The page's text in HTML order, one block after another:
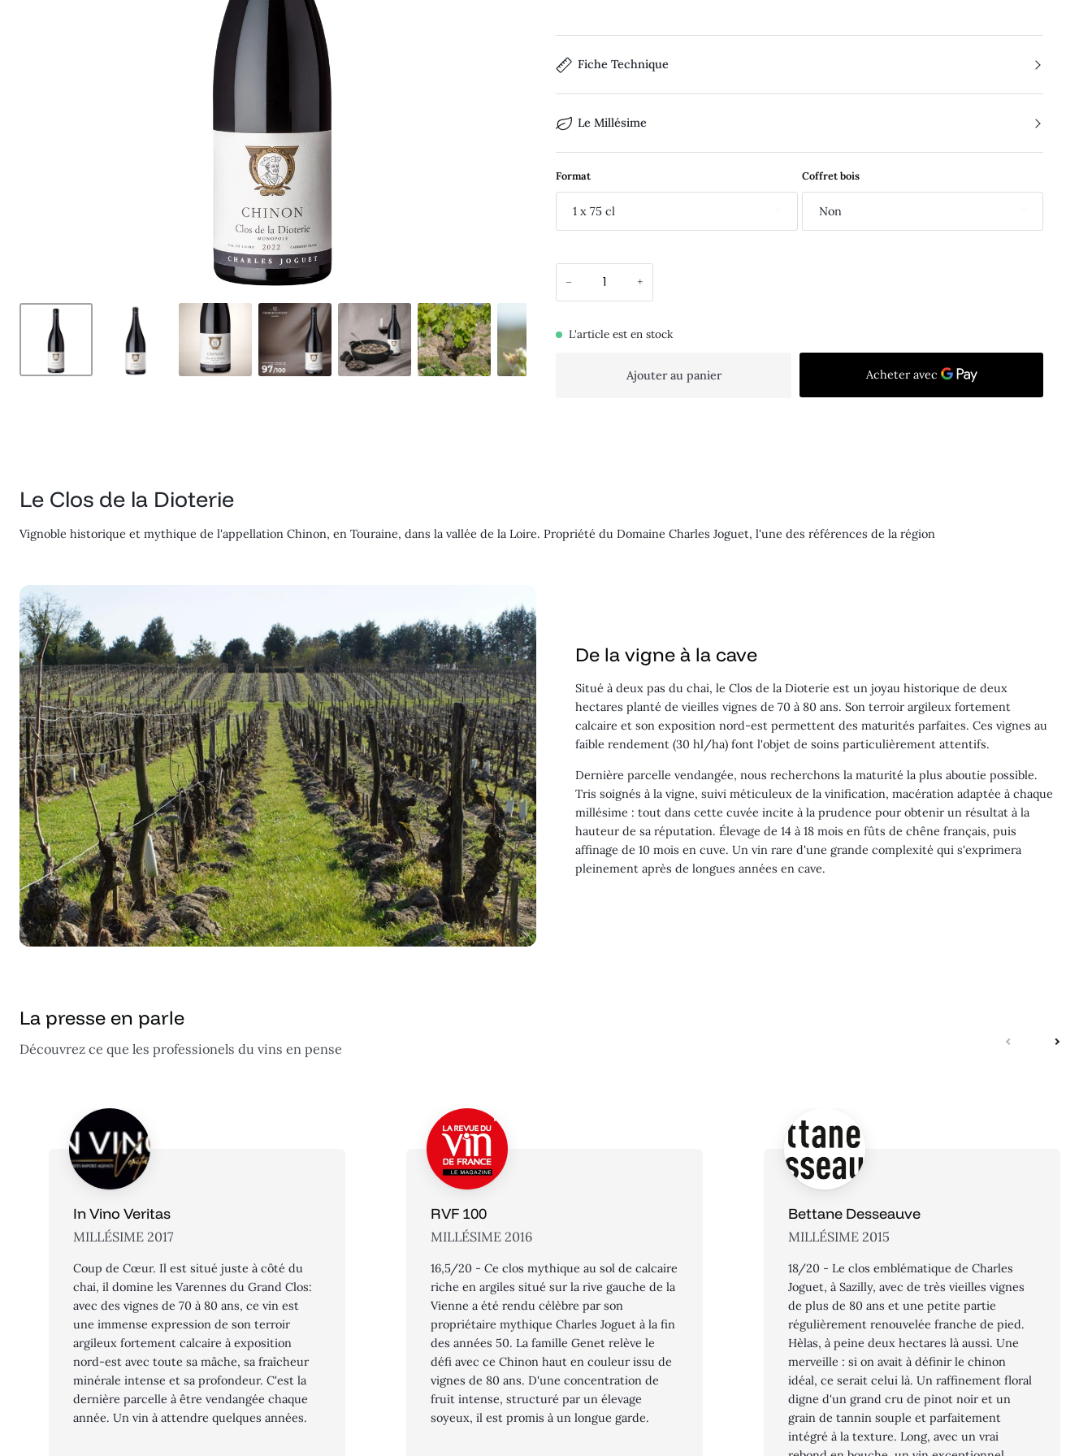
Fiche Technique
Le Millésime
Format
1 x 75 cl
Coffret bois
Non
− +
L'article est en stock
Ajouter au panier
Le Clos de la Dioterie
Vignoble historique et mythique de l'appellation Chinon, en Touraine, dans la vallée de la Loire. Propriété du Domaine Charles Joguet, l'une des références de la région
De la vigne à la cave
Situé à deux pas du chai, le Clos de la Dioterie est un joyau historique de deux
hectares planté de vieilles vignes de 70 à 80 ans. Son terroir argileux fortement
calcaire et son exposition nord-est permettent des maturités parfaites. Ces vignes au
faible rendement (30 hl/ha) font l'objet de soins particulièrement attentifs.
Dernière parcelle vendangée, nous recherchons la maturité la plus aboutie possible.
Tris soignés à la vigne, suivi méticuleux de la vinification, macération adaptée à chaque
millésime : tout dans cette cuvée incite à la prudence pour obtenir un résultat à la
hauteur de sa réputation. Élevage de 14 à 18 mois en fûts de chêne français, puis
affinage de 10 mois en cuve. Un vin rare d'une grande complexité qui s'exprimera
pleinement après de longues années en cave.
La presse en parle
Découvrez ce que les professionels du vins en pense suivante
In Vino Veritas
MILLÉSIME 2017
Coup de Cœur. Il est situé juste à côté du
chai, il domine les Varennes du Grand Clos:
avec des vignes de 70 à 80 ans, ce vin est
une immense expression de son terroir
argileux fortement calcaire à exposition
nord-est avec toute sa mâche, sa fraîcheur
minérale intense et sa profondeur. C'est la
dernière parcelle à être vendangée chaque
année. Un vin à attendre quelques années.
RVF 100
MILLÉSIME 2016
16,5/20 - Ce clos mythique au sol de calcaire
riche en argiles situé sur la rive gauche de la
Vienne a été rendu célèbre par son
propriétaire mythique Charles Joguet à la fin
des années 50. La famille Genet relève le
défi avec ce Chinon haut en couleur issu de
vignes de 80 ans. D'une concentration de
fruit intense, structuré par un élevage
soyeux, il est promis à un longue garde.
Bettane Desseauve
MILLÉSIME 2015
18/20 - Le clos emblématique de Charles
Joguet, à Sazilly, avec de très vieilles vignes
de plus de 80 ans et une petite partie
régulièrement renouvelée franche de pied.
Hèlas, à peine deux hectares là aussi. Une
merveille : si on avait à définir le chinon
idéal, ce serait celui là. Un raffinement floral
digne d'un grand cru de pinot noir et un
grain de tannin souple et parfaitement
intégré à la texture. Long, avec un vrai